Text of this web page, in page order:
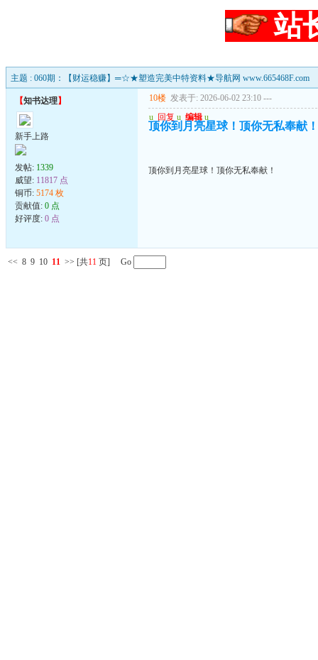
站
主题 : 060期：【财运稳赚】═☆★塑造完美中特资料★导航网 www.665468F.com
【知书达理】
新手上路
发帖: 1339
威望: 11817 点
铜币: 5174 枚
贡献值: 0 点
好评度: 0 点
10楼 发表于: 2026-06-02 23:10 ---
u 回复 u 编辑 u
顶你到月亮星球！顶你无私奉献！
顶你到月亮星球！顶你无私奉献！
<< 8 9 10 11 >> [共11 页] Go